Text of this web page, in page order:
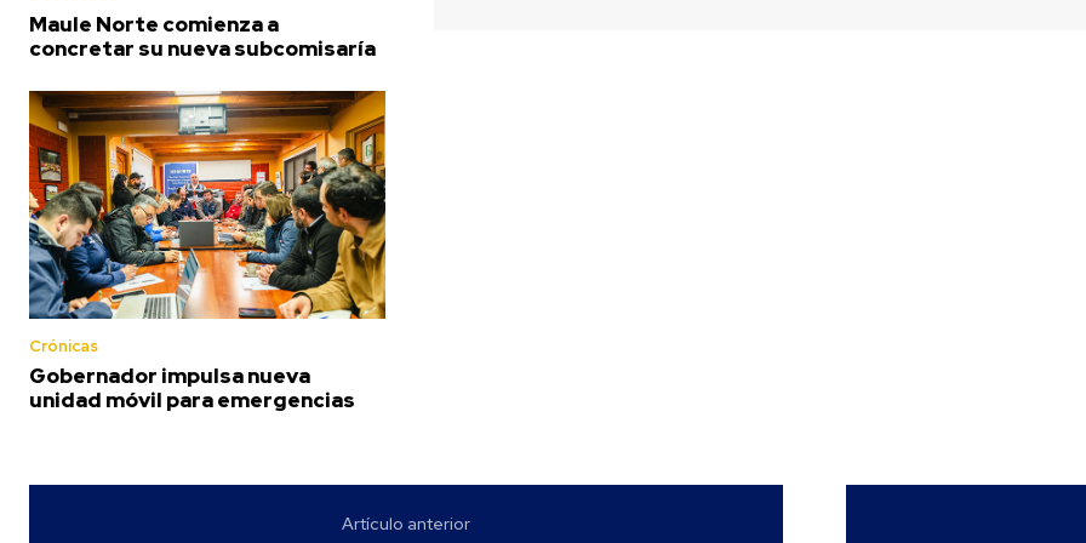
Maule Norte comienza a
concretar su nueva subcomisaría
Crónicas
Gobernador impulsa nueva
unidad móvil para emergencias
Artículo anterior